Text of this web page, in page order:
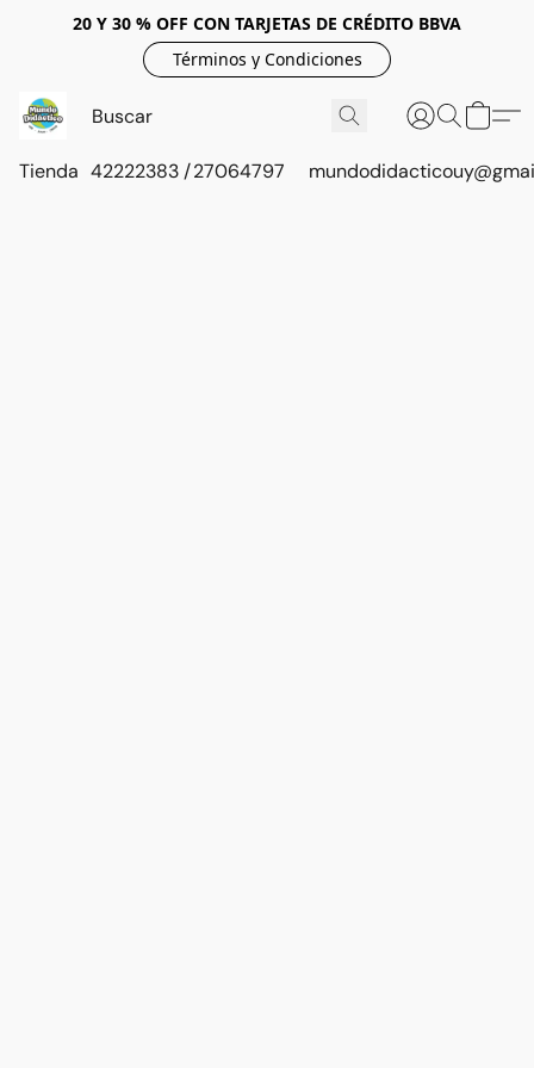
20 Y 30 % OFF CON TARJETAS DE CRÉDITO BBVA
Términos y Condiciones
Tienda 42222383 / 27064797